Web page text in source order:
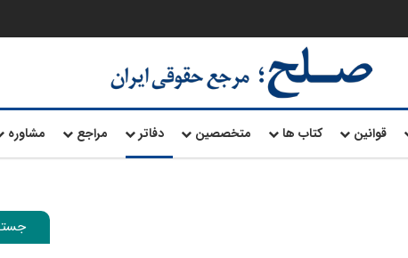
قوانین کتاب ها متخصصین دفاتر مراجع مشاوره